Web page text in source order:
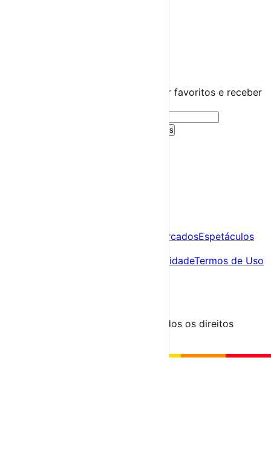
Cria uma conta gratuita para guardar favoritos e receber
Criar Conta Grátis
Feiras e MercadosEspetáculos
Política de PrivacidadeTermos de Uso
© 2023-2026 aondevamos.pt — Todos os direitos